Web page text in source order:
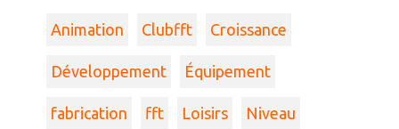
Animation Clubfft Croissance
Développement Équipement
fabrication fft Loisirs Niveau